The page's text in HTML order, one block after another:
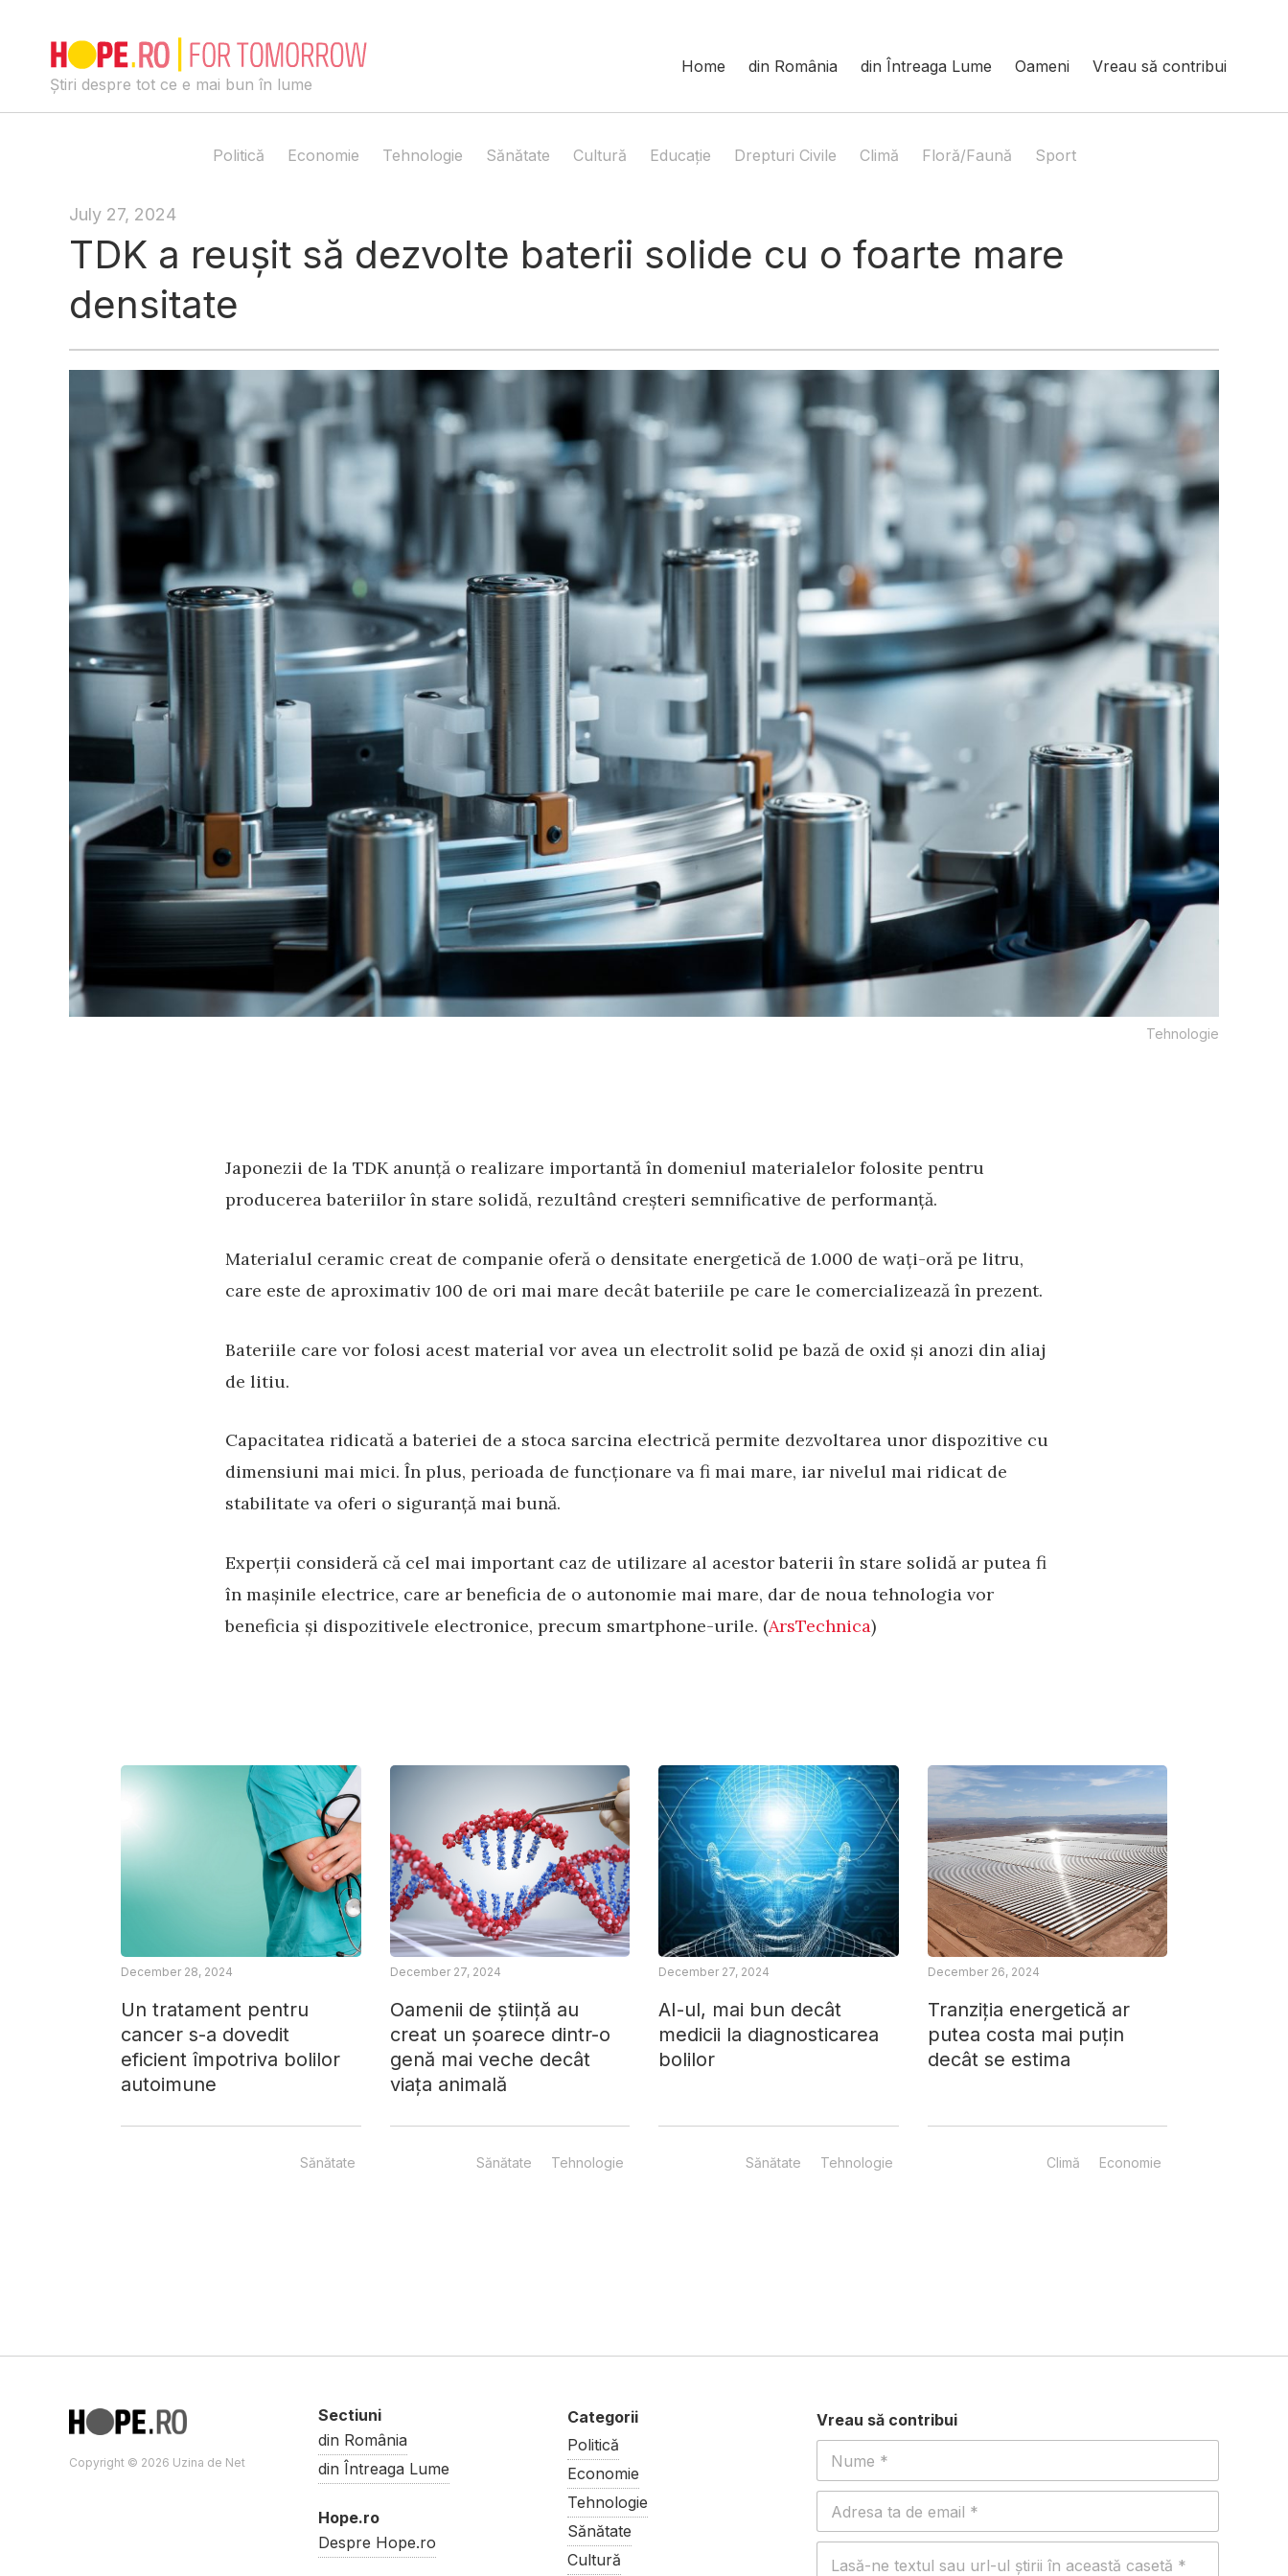
contentȘtiri despre tot ce e mai bun în lume
Home din România din Întreaga Lume Oameni Vreau să contribui
Politică Economie Tehnologie Sănătate Cultură Educație Drepturi Civile Climă Floră/Faună Sport
July 27, 2024
TDK a reușit să dezvolte baterii solide cu o foarte mare
densitate
Tehnologie
Japonezii de la TDK anunță o realizare importantă în domeniul materialelor folosite pentru
producerea bateriilor în stare solidă, rezultând creșteri semnificative de performanță.
Materialul ceramic creat de companie oferă o densitate energetică de 1.000 de wați-oră pe litru,
care este de aproximativ 100 de ori mai mare decât bateriile pe care le comercializează în prezent.
Bateriile care vor folosi acest material vor avea un electrolit solid pe bază de oxid și anozi din aliaj
de litiu.
Capacitatea ridicată a bateriei de a stoca sarcina electrică permite dezvoltarea unor dispozitive cu
dimensiuni mai mici. În plus, perioada de funcționare va fi mai mare, iar nivelul mai ridicat de
stabilitate va oferi o siguranță mai bună.
Experții consideră că cel mai important caz de utilizare al acestor baterii în stare solidă ar putea fi
în mașinile electrice, care ar beneficia de o autonomie mai mare, dar de noua tehnologia vor
beneficia și dispozitivele electronice, precum smartphone-urile. (ArsTechnica)
Un tratament pentru
cancer s-a dovedit
eficient împotriva bolilor
autoimune
December 28, 2024
Sănătate
Oamenii de știință au
creat un șoarece dintr-o
genă mai veche decât
viața animală
December 27, 2024
Sănătate Tehnologie
AI-ul, mai bun decât
medicii la diagnosticarea
bolilor
December 27, 2024
Sănătate Tehnologie
Tranziția energetică ar
putea costa mai puțin
decât se estima
December 26, 2024
Climă Economie
Copyright © 2026 Uzina de Net
Sectiuni
din România
din Întreaga Lume
Hope.ro
Despre Hope.ro
Politică
Economie
Tehnologie
Sănătate
Cultură